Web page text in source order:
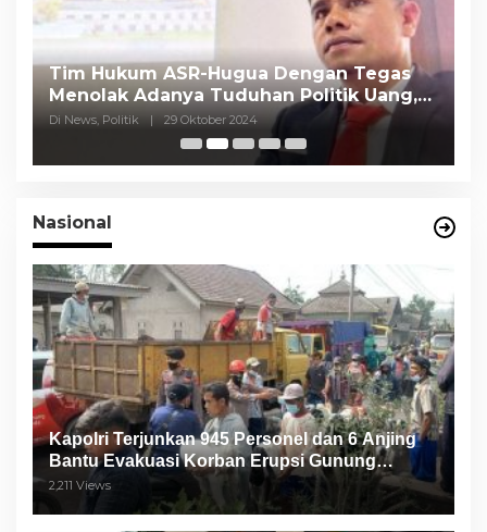
Tim Hukum ASR-Hugua Dengan Tegas
Menolak Adanya Tuduhan Politik Uang,
Pasar Murah Tidak Dilaksanakan Oleh
Di News, Politik | 29 Oktober 2024
Nasional
Kapolri Terjunkan 945 Personel dan 6 Anjing
Bantu Evakuasi Korban Erupsi Gunung
Semeru
2,211 Views